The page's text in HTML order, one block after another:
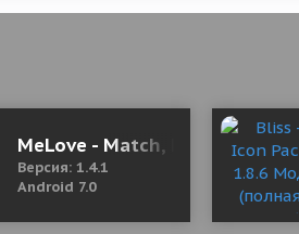
MeLove - Match, Date & Chat
Версия: 1.4.1
Android 7.0